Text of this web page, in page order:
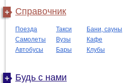
Справочник
Поезда Такси
Бани, сауны
Самолеты
Вузы
Кафе
Автобусы
Бары Клубы
Будь с нами